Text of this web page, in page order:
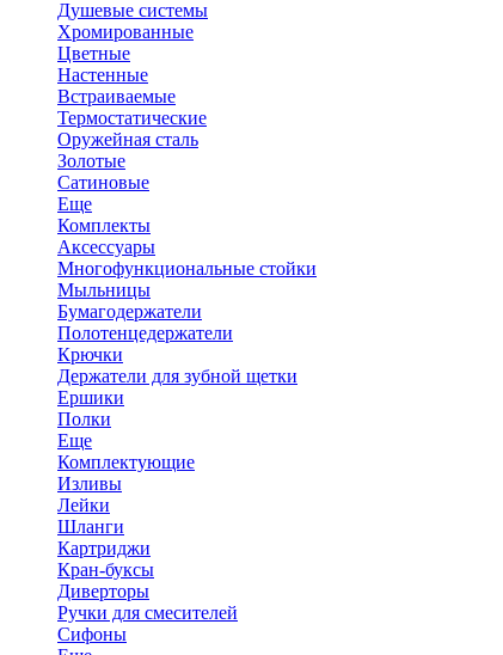
Душевые системы
Хромированные
Цветные
Настенные
Встраиваемые
Термостатические
Оружейная сталь
Золотые
Сатиновые
Еще
Комплекты
Аксессуары
Многофункциональные стойки
Мыльницы
Бумагодержатели
Полотенцедержатели
Крючки
Держатели для зубной щетки
Ершики
Полки
Еще
Комплектующие
Изливы
Лейки
Шланги
Картриджи
Кран-буксы
Диверторы
Ручки для смесителей
Сифоны